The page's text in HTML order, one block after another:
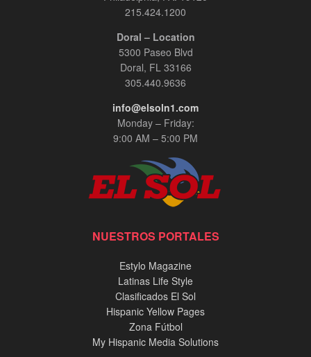
215.424.1200
Doral – Location
5300 Paseo Blvd
Doral, FL 33166
305.440.9636
info@elsoln1.com
Monday – Friday:
9:00 AM – 5:00 PM
NUESTROS PORTALES
Estylo Magazine
Latinas Life Style
Clasificados El Sol
Hispanic Yellow Pages
Zona Fútbol
My Hispanic Media Solutions